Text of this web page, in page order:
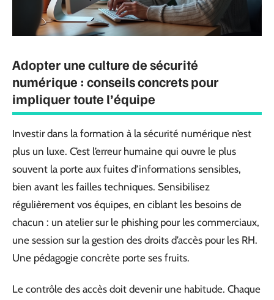
Adopter une culture de sécurité
numérique : conseils concrets pour
impliquer toute l’équipe
Investir dans la formation à la sécurité numérique n’est
plus un luxe. C’est l’erreur humaine qui ouvre le plus
souvent la porte aux fuites d’informations sensibles,
bien avant les failles techniques. Sensibilisez
régulièrement vos équipes, en ciblant les besoins de
chacun : un atelier sur le phishing pour les commerciaux,
une session sur la gestion des droits d’accès pour les RH.
Une pédagogie concrète porte ses fruits.
Le contrôle des accès doit devenir une habitude. Chaque